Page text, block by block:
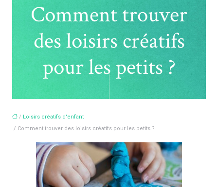
Comment trouver
des loisirs créatifs
pour les petits ?
/ Loisirs créatifs d'enfant
/ Comment trouver des loisirs créatifs pour les petits ?